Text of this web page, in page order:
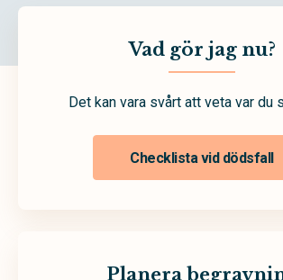
Vad gör jag nu?
Det kan vara svårt att veta var du
Checklista vid dödsfall
Planera